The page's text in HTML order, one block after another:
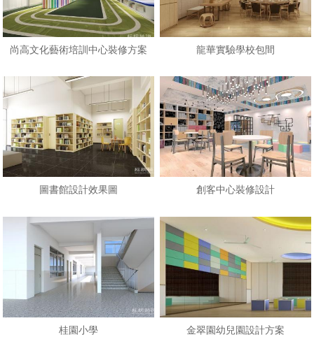
尚高文化藝術培訓中心裝修方案 龍華實驗學校包間
圖書館設計效果圖 創客中心裝修設計
桂園小學 金翠園幼兒園設計方案